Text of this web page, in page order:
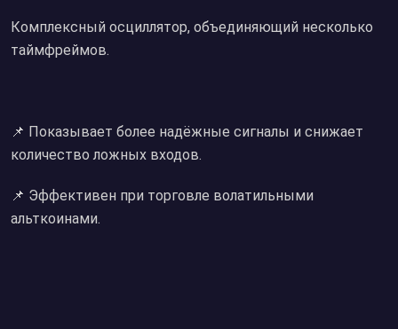
Комплексный осциллятор, объединяющий несколько
таймфреймов.
📌 Показывает более надёжные сигналы и снижает
количество ложных входов.
📌 Эффективен при торговле волатильными
альткоинами.